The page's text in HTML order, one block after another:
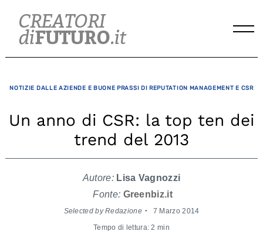
content
NOTIZIE DALLE AZIENDE E BUONE PRASSI DI REPUTATION MANAGEMENT E CSR
Un anno di CSR: la top ten dei
trend del 2013
Autore:Lisa Vagnozzi
Fonte: Greenbiz.it
Selected by Redazione 7 Marzo 2014
Tempo di lettura: 2 min